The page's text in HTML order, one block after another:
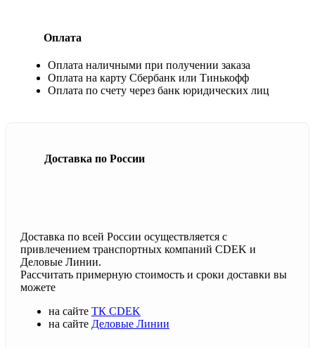
Оплата
Оплата наличными при получении заказа
Оплата на карту Сбербанк или Тинькофф
Оплата по счету через банк юридических лиц
Доставка по России
Доставка по всей России осуществляется с
привлечением транспортных компаний CDEK и
Деловые Линии.
Рассчитать примерную стоимость и сроки доставки вы
можете
на сайте ТК CDEK
на сайте Деловые Линии